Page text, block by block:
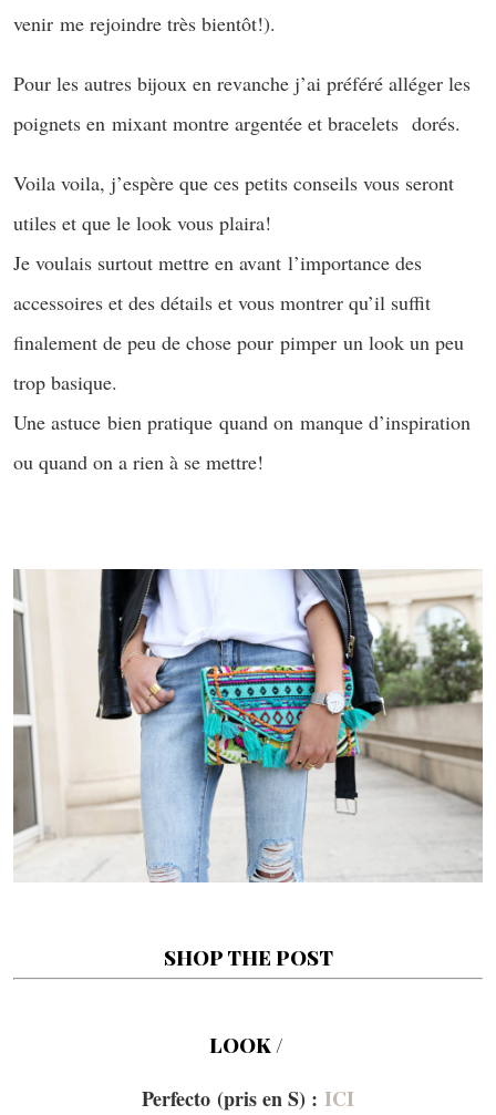
venir me rejoindre très bientôt!).
Pour les autres bijoux en revanche j’ai préféré alléger les
poignets en mixant montre argentée et bracelets dorés.
Voila voila, j’espère que ces petits conseils vous seront
utiles et que le look vous plaira!
Je voulais surtout mettre en avant l’importance des
accessoires et des détails et vous montrer qu’il suffit
finalement de peu de chose pour pimper un look un peu
trop basique.
Une astuce bien pratique quand on manque d’inspiration
ou quand on a rien à se mettre!
SHOP THE POST
LOOK /
Perfecto (pris en S) : ICI